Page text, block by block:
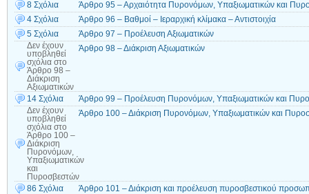
8 Σχόλια
Άρθρο 95 – Αρχαιότητα Πυρονόμων, Υπαξιωματικών και
4 Σχόλια
Άρθρο 96 – Βαθμοί – Ιεραρχική κλίμακα – Αντιστοιχία
5 Σχόλια
Άρθρο 97 – Προέλευση Αξιωματικών
Δεν έχουν
υποβληθεί
σχόλια στο
Άρθρο 98 –
Διάκριση
Αξιωματικών
Άρθρο 98 – Διάκριση Αξιωματικών
14 Σχόλια
Άρθρο 99 – Προέλευση Πυρονόμων, Υπαξιωματικών και
Δεν έχουν
υποβληθεί
σχόλια στο
Άρθρο 100 –
Διάκριση
Πυρονόμων,
Υπαξιωματικών
και
Πυροσβεστών
Άρθρο 100 – Διάκριση Πυρονόμων, Υπαξιωματικών και
86 Σχόλια
Άρθρο 101 – Διάκριση και προέλευση πυροσβεστικού